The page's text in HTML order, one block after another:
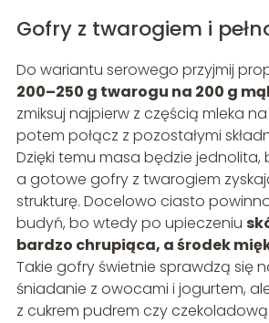
Gofry z twarogiem i
Do wariantu serowego przyjmij
200–250 g twarogu na 200 g
zmiksuj najpierw z częścią mleka na
potem połącz z pozostałymi
Dzięki temu masa będzie jednolita,
a gotowe gofry z twarogiem
strukturę. Docelowo ciasto
budyń, bo wtedy po upieczeniu
bardzo chrupiąca, a środek
Takie gofry świetnie sprawdzą się
śniadanie z owocami i jogurtem,
z cukrem pudrem czy